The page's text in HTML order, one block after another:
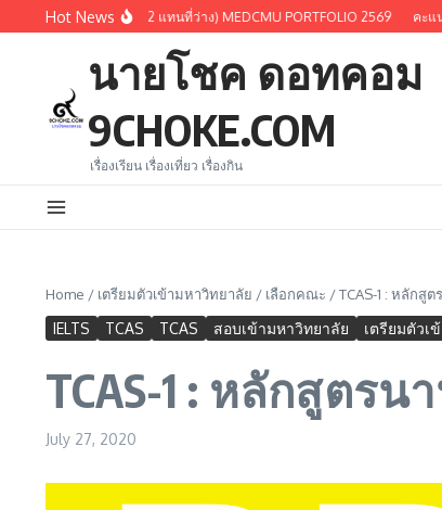
Skip to content
Hot News
รียกครั้งที่ 3 (แบบ 1.2 แทนที่ว่าง) MEDCMU PORTFOLIO 2569 คะแนนสอ
นายโชค ดอทคอม
9CHOKE.COM
เรื่องเรียน เรื่องเที่ยว เรื่องกิน
Home / เตรียมตัวเข้ามหาวิทยาลัย / เลือกคณะ /TCAS-1 : หลักสูต
IELTS TCAS TCAS สอบเข้ามหาวิทยาลัย เตรียมตัวเ
TCAS-1 : หลักสูตรนา
July 27, 2020